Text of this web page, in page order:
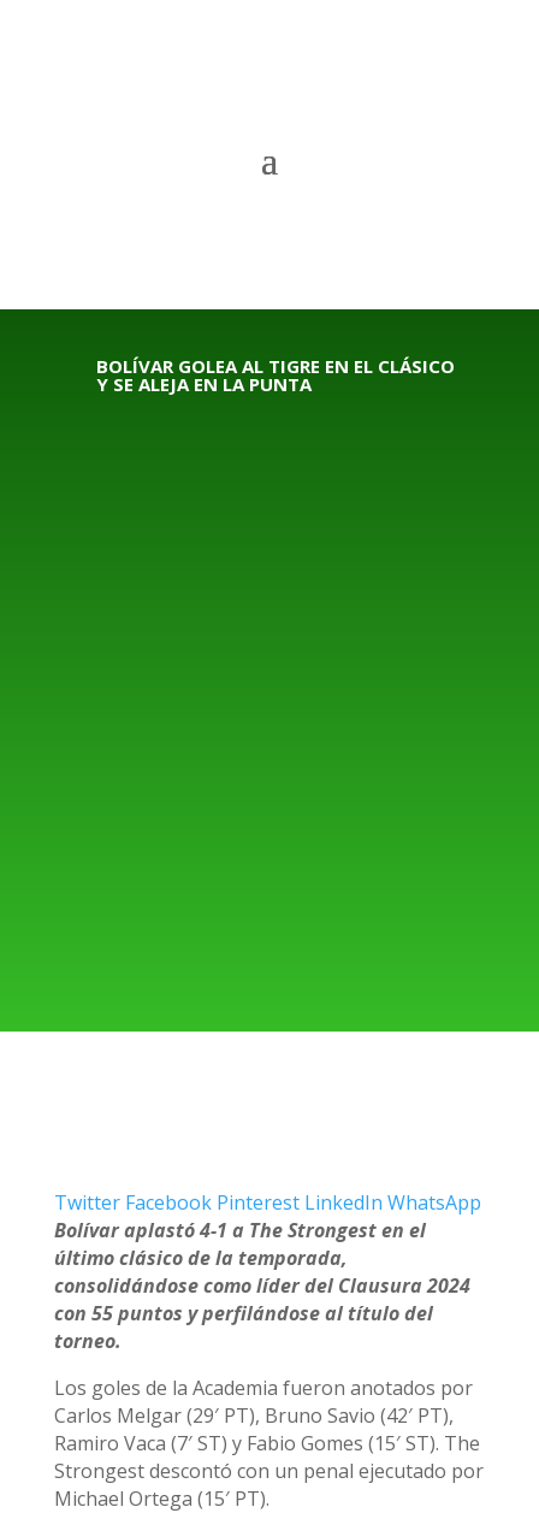
BOLÍVAR GOLEA AL TIGRE EN EL CLÁSICO
Y SE ALEJA EN LA PUNTA
Twitter Facebook Pinterest LinkedIn WhatsApp
Bolívar aplastó 4-1 a The Strongest en el
último clásico de la temporada,
consolidándose como líder del Clausura 2024
con 55 puntos y perfilándose al título del
torneo.
Los goles de la Academia fueron anotados por
Carlos Melgar (29′ PT), Bruno Savio (42′ PT),
Ramiro Vaca (7′ ST) y Fabio Gomes (15′ ST). The
Strongest descontó con un penal ejecutado por
Michael Ortega (15′ PT).